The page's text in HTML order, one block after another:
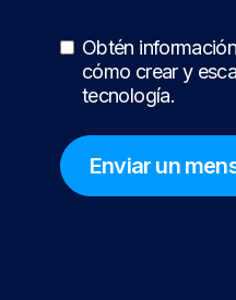
Obtén
cómo crear y
tecnología.